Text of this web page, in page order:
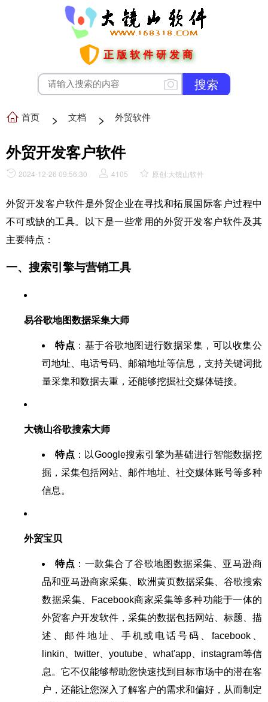
正版软件研发商
首页 > 文档 > 外贸软件
外贸开发客户软件
2024-12-26 09:56:30 4105 原创:大镜山软件
外贸开发客户软件是外贸企业在寻找和拓展国际客户过程中
不可或缺的工具。以下是一些常用的外贸开发客户软件及其
主要特点：
一、搜索引擎与营销工具
易谷歌地图数据采集大师
特点 ：基于谷歌地图进行数据采集，可以收集公
司地址、电话号码、邮箱地址等信息，支持关键词批
量采集和数据去重，还能够挖掘社交媒体链接。
大镜山谷歌搜索大师
特点 ：以Google搜索引擎为基础进行智能数据挖
掘，采集包括网站、邮件地址、社交媒体账号等多种
信息。
外贸宝贝
特点 ：一款集合了谷歌地图数据采集、亚马逊商
品和亚马逊商家采集、欧洲黄页数据采集、谷歌搜索
数据采集、Facebook商家采集等多种功能于一体的
外贸客户开发软件，采集的数据包括网站、标题、描
述、邮件地址、手机或电话号码、facebook、
linkin、twitter、youtube、what'app、instagram等信
息。它不仅能够帮助您快速找到目标市场中的潜在客
户，还能让您深入了解客户的需求和偏好，从而制定